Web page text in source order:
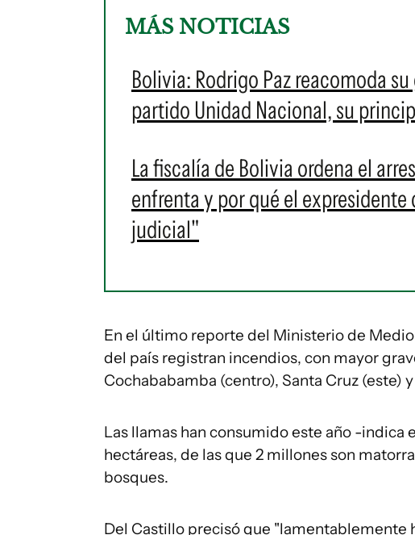
MÁS NOTICIAS
Bolivia: Rodrigo Paz reacomoda
partido Unidad Nacional, su
La fiscalía de Bolivia ordena el
enfrenta y por qué el
judicial"
En el último reporte del Ministerio de
del país registran incendios, con mayor
Cochababamba (centro), Santa Cruz (este)
Las llamas han consumido este año -
hectáreas, de las que 2 millones son
bosques.
Del Castillo precisó que "lamentablemente